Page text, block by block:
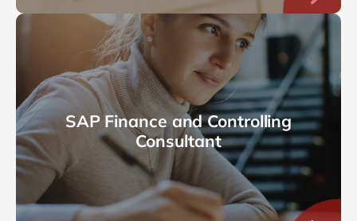
SAP Finance and Controlling
Consultant